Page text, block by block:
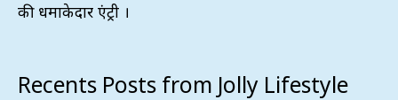
की धमाकेदार एंट्री ।
Recents Posts from Jolly Lifestyle